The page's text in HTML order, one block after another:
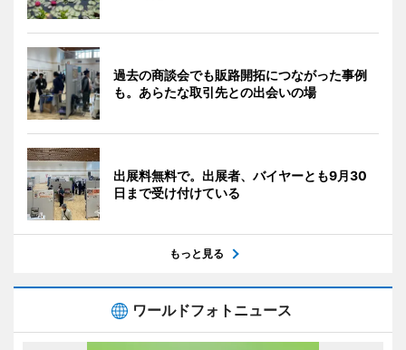
過去の商談会でも販路開拓につながった事例
も。あらたな取引先との出会いの場
出展料無料で。出展者、バイヤーとも9月30
日まで受け付けている
もっと見る
ワールドフォトニュース